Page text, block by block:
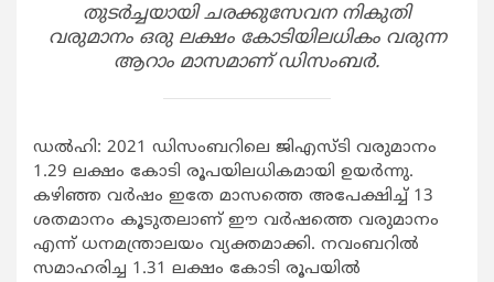
തുടർച്ചയായി ചരക്കുസേവന നികുതി
വരുമാനം ഒരു ലക്ഷം കോടിയിലധികം വരുന്ന
ആറാം മാസമാണ് ഡിസംബർ.
ഡൽഹി: 2021 ഡിസംബറിലെ ജിഎസ്ടി വരുമാനം
1.29 ലക്ഷം കോടി രൂപയിലധികമായി ഉയർന്നു.
കഴിഞ്ഞ വർഷം ഇതേ മാസത്തെ അപേക്ഷിച്ച് 13
ശതമാനം കൂടുതലാണ് ഈ വർഷത്തെ വരുമാനം
എന്ന് ധനമന്ത്രാലയം വ്യക്തമാക്കി. നവംബറിൽ
സമാഹരിച്ച 1.31 ലക്ഷം കോടി രൂപയിൽ